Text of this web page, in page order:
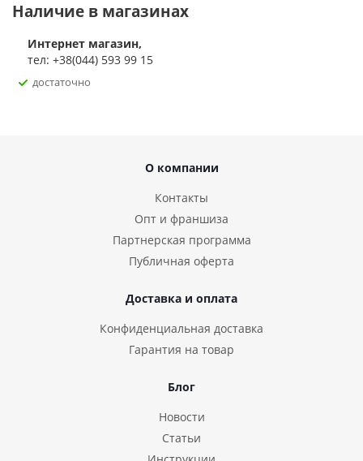
Наличие в магазинах
Интернет магазин,
тел: +38(044) 593 99 15
достаточно
О компании
Контакты
Опт и франшиза
Партнерская программа
Публичная оферта
Доставка и оплата
Конфиденциальная доставка
Гарантия на товар
Блог
Новости
Статьи